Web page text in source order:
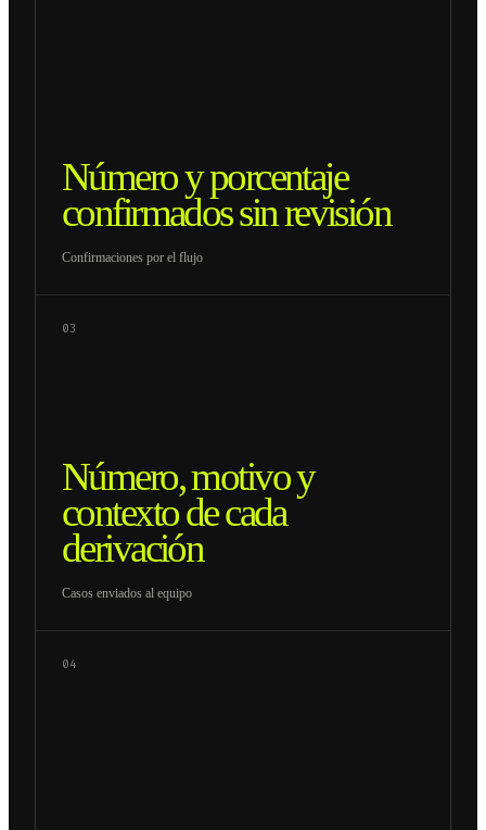
Número y porcentaje
confirmados sin revisión
Confirmaciones por el flujo
03
Número, motivo y
contexto de cada
derivación
Casos enviados al equipo
04